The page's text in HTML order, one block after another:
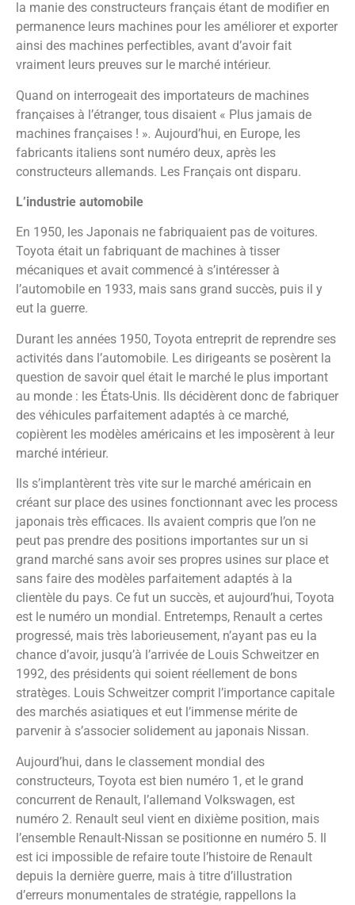
la manie des constructeurs français étant de modifier en
permanence leurs machines pour les améliorer et exporter
ainsi des machines perfectibles, avant d’avoir fait
vraiment leurs preuves sur le marché intérieur.
Quand on interrogeait des importateurs de machines
françaises à l’étranger, tous disaient « Plus jamais de
machines françaises ! ». Aujourd’hui, en Europe, les
fabricants italiens sont numéro deux, après les
constructeurs allemands. Les Français ont disparu.
L’industrie automobile
En 1950, les Japonais ne fabriquaient pas de voitures.
Toyota était un fabriquant de machines à tisser
mécaniques et avait commencé à s’intéresser à
l’automobile en 1933, mais sans grand succès, puis il y
eut la guerre.
Durant les années 1950, Toyota entreprit de reprendre ses
activités dans l’automobile. Les dirigeants se posèrent la
question de savoir quel était le marché le plus important
au monde : les États-Unis. Ils décidèrent donc de fabriquer
des véhicules parfaitement adaptés à ce marché,
copièrent les modèles américains et les imposèrent à leur
marché intérieur.
Ils s’implantèrent très vite sur le marché américain en
créant sur place des usines fonctionnant avec les process
japonais très efficaces. Ils avaient compris que l’on ne
peut pas prendre des positions importantes sur un si
grand marché sans avoir ses propres usines sur place et
sans faire des modèles parfaitement adaptés à la
clientèle du pays. Ce fut un succès, et aujourd’hui, Toyota
est le numéro un mondial. Entretemps, Renault a certes
progressé, mais très laborieusement, n’ayant pas eu la
chance d’avoir, jusqu’à l’arrivée de Louis Schweitzer en
1992, des présidents qui soient réellement de bons
stratèges. Louis Schweitzer comprit l’importance capitale
des marchés asiatiques et eut l’immense mérite de
parvenir à s’associer solidement au japonais Nissan.
Aujourd’hui, dans le classement mondial des
constructeurs, Toyota est bien numéro 1, et le grand
concurrent de Renault, l’allemand Volkswagen, est
numéro 2. Renault seul vient en dixième position, mais
l’ensemble Renault-Nissan se positionne en numéro 5. Il
est ici impossible de refaire toute l’histoire de Renault
depuis la dernière guerre, mais à titre d’illustration
d’erreurs monumentales de stratégie, rappellons la